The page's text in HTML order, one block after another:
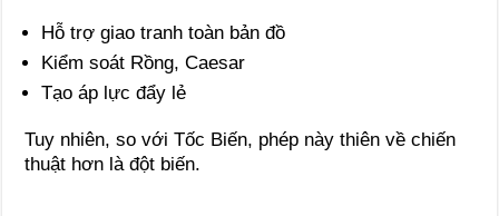
Hỗ trợ giao tranh toàn bản đồ
Kiểm soát Rồng, Caesar
Tạo áp lực đẩy lẻ
Tuy nhiên, so với Tốc Biến, phép này thiên về chiến
thuật hơn là đột biến.